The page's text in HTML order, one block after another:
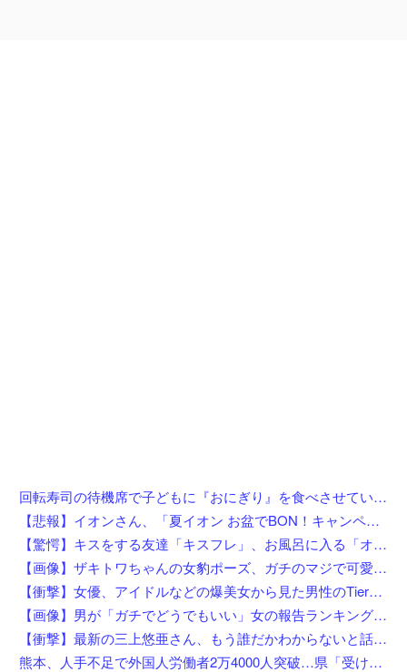
回転寿司の待機席で子どもに『おにぎり』を食べさせている親を目撃したんだが……え？！何しにきたん？
【悲報】イオンさん、「夏イオン お盆でBON！キャンペーン」からBON！を削除 理由不明
【驚愕】キスをする友達「キスフレ」、お風呂に入る「オフレ」、添い寝の「ソフレ」… Z世代が恋人ではなく「〇〇フレ」を選ぶ理由がこちらw w w w w w w w
【画像】ザキトワちゃんの女豹ポーズ、ガチのマジで可愛くてワイらに刺さりまくってしまうw w w w w w w w w w
【衝撃】女優、アイドルなどの爆美女から見た男性のTierリストがこれ←勿論優秀なお前らは入ってるよな？？？？？
【画像】男が「ガチでどうでもいい」女の報告ランキング、圧倒的第１位と言えば『コレ』w w w w w w w w w w
【衝撃】最新の三上悠亜さん、もう誰だかわからないと話題になってしまった画像がこちら
熊本、人手不足で外国人労働者2万4000人突破…県「受け入れ拡大」へ